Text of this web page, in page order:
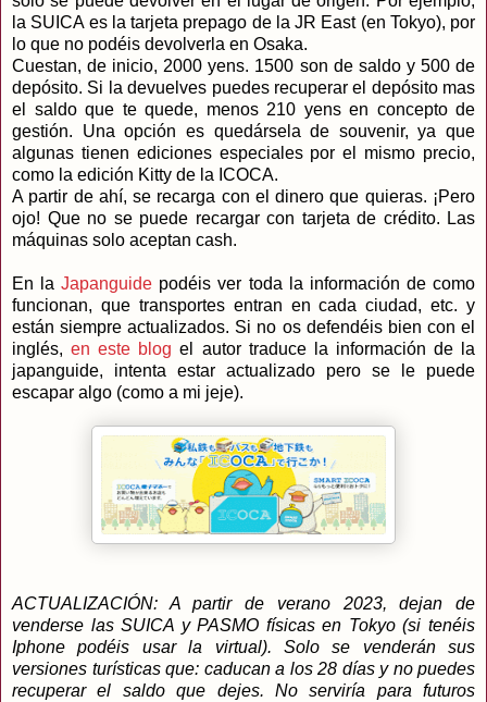
la SUICA es la tarjeta prepago de la JR East (en Tokyo), por
lo que no podéis devolverla en Osaka.
Cuestan, de inicio, 2000 yens. 1500 son de saldo y 500 de
depósito. Si la devuelves puedes recuperar el depósito mas
el saldo que te quede, menos 210 yens en concepto de
gestión. Una opción es quedársela de souvenir, ya que
algunas tienen ediciones especiales por el mismo precio,
como la edición Kitty de la ICOCA.
A partir de ahí, se recarga con el dinero que quieras. ¡Pero
ojo! Que no se puede recargar con tarjeta de crédito. Las
máquinas solo aceptan cash.
En laJapanguide podéis ver toda la información de como
funcionan, que transportes entran en cada ciudad, etc. y
están siempre actualizados. Si no os defendéis bien con el
inglés,en este blog el autor traduce la información de la
japanguide, intenta estar actualizado pero se le puede
escapar algo (como a mi jeje).
ACTUALIZACIÓN: A partir de verano 2023, dejan de
venderse las SUICA y PASMO físicas en Tokyo (si tenéis
Iphone podéis usar la virtual). Solo se venderán sus
versiones turísticas que: caducan a los 28 días y no puedes
recuperar el saldo que dejes. No serviría para futuros